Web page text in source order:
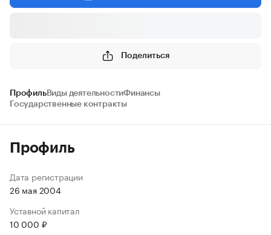
Поделиться
ПрофильВиды деятельностиФинансы
Государственные контракты
Профиль
Дата регистрации
26 мая 2004
Уставной капитал
10 000 ₽